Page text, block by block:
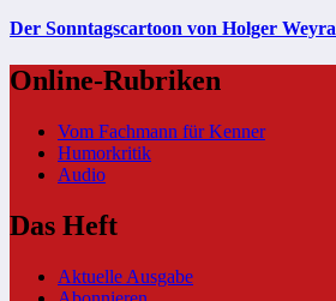
Der Sonntagscartoon von Holger
Online-Rubriken
Vom Fachmann für Kenner
Humorkritik
Audio
Das Heft
Aktuelle Ausgabe